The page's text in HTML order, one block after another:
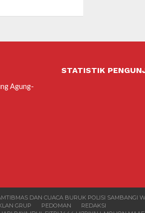
Agung-
STATISTIK
DAN CUACA BURUK POLISI SAMBANGI
GRUP PEDOMAN
REDAKSI